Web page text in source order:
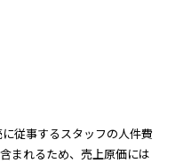
従事するスタッフの人件費
まれるため、売上原価には